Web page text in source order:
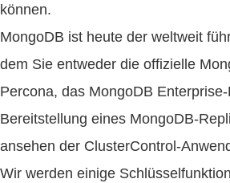
können.
MongoDB ist heute der weltweit
dem Sie entweder die offizielle
Percona, das MongoDB
Bereitstellung eines MongoDB-
ansehen der ClusterControl-
Wir werden einige